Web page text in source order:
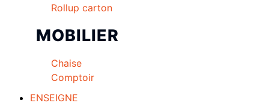
Rollup carton
MOBILIER
Chaise
Comptoir
ENSEIGNE